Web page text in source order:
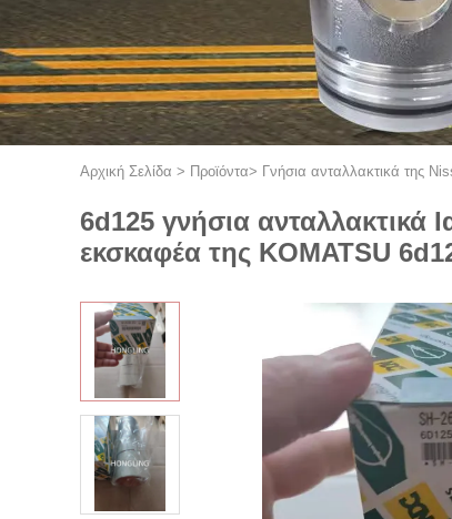
Αρχική Σελίδα > Προϊόντα> Γνήσια ανταλλακτικά της
6d125 γνήσια ανταλλακτικά
εκσκαφέα της KOMATSU